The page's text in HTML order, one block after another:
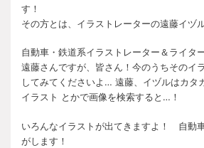
す！
その方とは、イラストレーターの遠藤イヅ
自動車・鉄道系イラストレーター＆ライタ
遠藤さんですが、皆さん！今のうちそのイ
してみてくださいよ… 遠藤、イヅルはカタ
イラスト とかで画像を検索すると…！
いろんなイラストが出てきますよ！ 自動
がします！